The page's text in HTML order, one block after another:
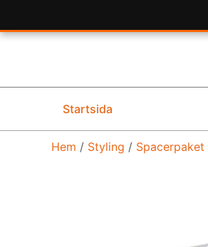
Startsida
Hem / Styling / Spacerpaket